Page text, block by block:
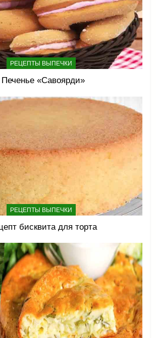
РЕЦЕПТЫ ВЫПЕЧКИ
Печенье «Савоярди»
РЕЦЕПТЫ ВЫПЕЧКИ
бисквита для торта